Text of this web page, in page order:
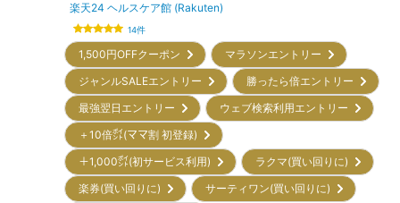
楽天24 ヘルスケア館 (Rakuten)
14件
1,500円OFFクーポン
マラソンエントリー
ジャンルSALEエントリー
勝ったら倍エントリー
最強翌日エントリー
ウェブ検索利用エントリー
＋10倍㌽(ママ割 初登録)
＋1,000㌽(初サービス利用)
ラクマ(買い回りに)
楽券(買い回りに)
サーティワン(買い回りに)